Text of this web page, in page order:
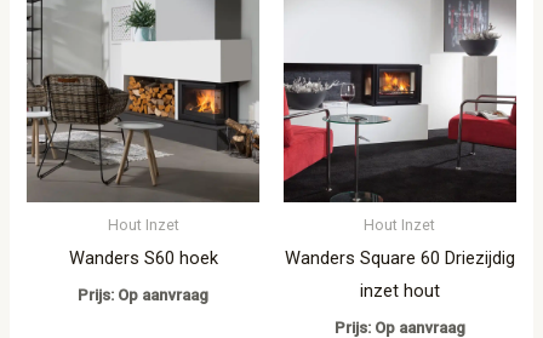
Hout Inzet
Wanders S60 hoek
Prijs: Op aanvraag
Hout Inzet
Wanders Square 60 Driezijdig
inzet hout
Prijs: Op aanvraag